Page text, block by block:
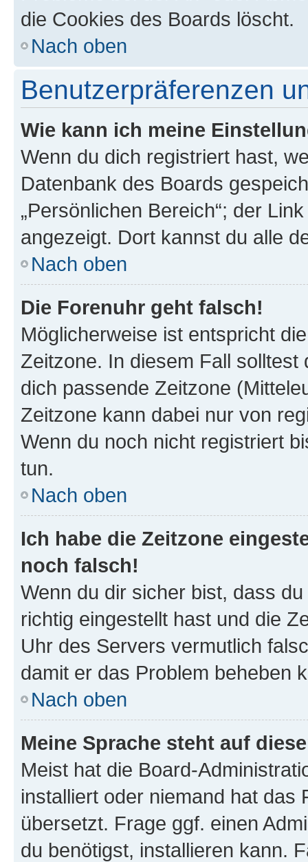
die Cookies des Boards löscht.
Nach oben
Benutzerpräferenzen
Wie kann ich meine
Wenn du dich registriert hast,
Datenbank des Boards
„Persönlichen Bereich“; der
angezeigt. Dort kannst du alle
Nach oben
Die Forenuhr geht falsch!
Möglicherweise ist entspricht
Zeitzone. In diesem Fall solltest
dich passende Zeitzone
Zeitzone kann dabei nur von
Wenn du noch nicht registriert
tun.
Nach oben
Ich habe die Zeitzone
noch falsch!
Wenn du dir sicher bist, dass
richtig eingestellt hast und die
Uhr des Servers vermutlich
damit er das Problem beheben
Nach oben
Meine Sprache steht auf
Meist hat die Board-
installiert oder niemand hat das
übersetzt. Frage ggf. einen
du benötigst, installieren kann.